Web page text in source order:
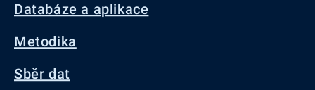
Databáze a aplikace
Metodika
Sběr dat